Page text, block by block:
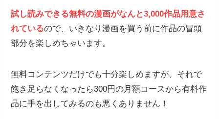
試し読みできる無料の漫画がなんと3,000作品用意さ
れているので、いきなり漫画を買う前に作品の冒頭
部分を楽しめちゃいます。
無料コンテンツだけでも十分楽しめますが、それで
飽き足らなくなったら300円の月額コースから有料作
品に手を出してみるのも悪くありません！